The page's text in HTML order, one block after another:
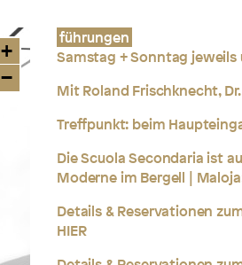
führungen
Samstag + Sonntag jeweils
Mit Roland Frischknecht,
Treffpunkt: beim
Die Scuola Secondaria ist
Moderne im Bergell |
Details & Reservationen
HIER
+
−